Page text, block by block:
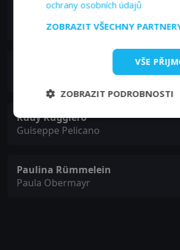
Markus Böker
Dr. Markus Leitner
Rudy Ruggiero
Guiseppe Pelicano
Paulina Rümmelein
Paula Obermayr
ochrany osobních údajů
ZOBRAZIT VŠECHNY
VŠE
ZOBRAZIT PODROBNOSTI